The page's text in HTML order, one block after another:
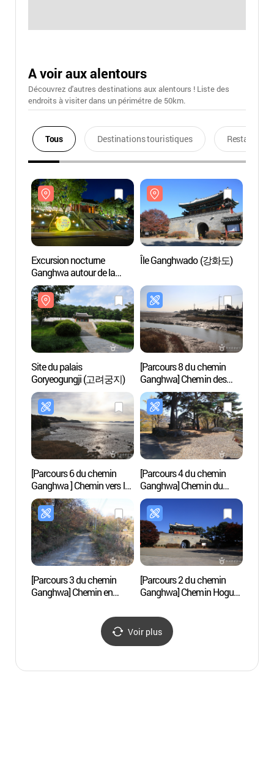
A voir aux alentours
Découvrez d'autres destinations aux alentours ! Liste des
endroits à visiter dans un périmétre de 50km.
Tous Destinations touristiques Restaurants
Excursion nocturne
Ganghwa autour de la
culture (강화 문화재 야행
2020)
Île Ganghwado (강화도)
Site du palais
Goryeogungji (고려궁지)
[Parcours 8 du chemin
Ganghwa] Chemin des
oiseaux migrateurs ([강화
나들길 제8코스] 철새
보러 가는 길)
[Parcours 6 du chemin
Ganghwa ] Chemin vers la
maison de Hwanam ([강화
나들길 제6코스] 화남생가
가는 길)
[Parcours 4 du chemin
Ganghwa] Chemin du
coucher du soleil ([강화
나들길 제4코스] 해가
지는 마을 길)
[Parcours 3 du chemin
Ganghwa] Chemin en
([강화 나들길 제3코스]
고려왕릉 가는 길)
[Parcours 2 du chemin
Ganghwa] Chemin Hoguk
제2코스] 호국돈대길)
Voir plus